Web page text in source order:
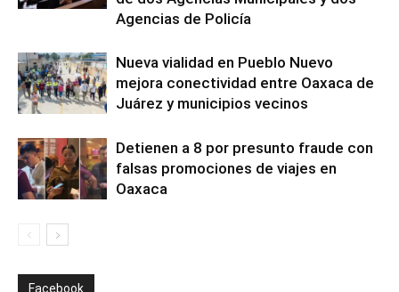
Agencias de Policía
Nueva vialidad en Pueblo Nuevo
mejora conectividad entre Oaxaca de
Juárez y municipios vecinos
Detienen a 8 por presunto fraude con
falsas promociones de viajes en
Oaxaca
Facebook